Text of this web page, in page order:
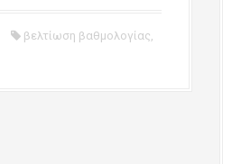
βελτίωση βαθμολογίας